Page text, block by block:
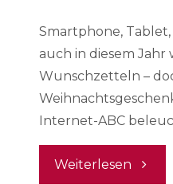
Smartphone,
auch in diesem Jahr
Wunschzetteln –
Internet-ABC
Weiterlesen "Das